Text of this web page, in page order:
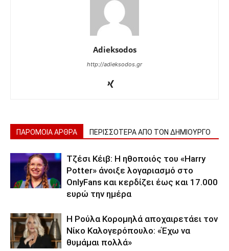
Adieksodos
http://adieksodos.gr
ΠΑΡΟΜΟΙΑ ΑΡΘΡΑ ΠΕΡΙΣΣΟΤΕΡΑ ΑΠΟ ΤΟΝ ΔΗΜΙΟΥΡΓΟ
Τζέσι Κέιβ: Η ηθοποιός του «Harry
Potter» άνοιξε λογαριασμό στο
OnlyFans και κερδίζει έως και 17.000
ευρώ την ημέρα
Η Ρούλα Κορομηλά αποχαιρετάει τον
Νίκο Καλογερόπουλο: «Έχω να
θυμάμαι πολλά»